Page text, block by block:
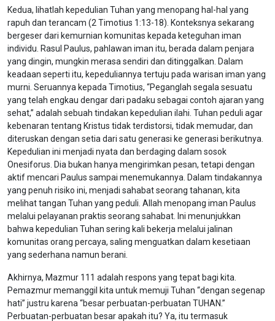
Kedua, lihatlah kepedulian Tuhan yang menopang hal-hal yang
rapuh dan terancam (2 Timotius 1:13-18). Konteksnya sekarang
bergeser dari kemurnian komunitas kepada keteguhan iman
individu. Rasul Paulus, pahlawan iman itu, berada dalam penjara
yang dingin, mungkin merasa sendiri dan ditinggalkan. Dalam
keadaan seperti itu, kepeduliannya tertuju pada warisan iman yang
murni. Seruannya kepada Timotius, “Peganglah segala sesuatu
yang telah engkau dengar dari padaku sebagai contoh ajaran yang
sehat,” adalah sebuah tindakan kepedulian ilahi. Tuhan peduli agar
kebenaran tentang Kristus tidak terdistorsi, tidak memudar, dan
diteruskan dengan setia dari satu generasi ke generasi berikutnya.
Kepedulian ini menjadi nyata dan berdaging dalam sosok
Onesiforus. Dia bukan hanya mengirimkan pesan, tetapi dengan
aktif mencari Paulus sampai menemukannya. Dalam tindakannya
yang penuh risiko ini, menjadi sahabat seorang tahanan, kita
melihat tangan Tuhan yang peduli. Allah menopang iman Paulus
melalui pelayanan praktis seorang sahabat. Ini menunjukkan
bahwa kepedulian Tuhan sering kali bekerja melalui jalinan
komunitas orang percaya, saling menguatkan dalam kesetiaan
yang sederhana namun berani.
Akhirnya, Mazmur 111 adalah respons yang tepat bagi kita.
Pemazmur memanggil kita untuk memuji Tuhan “dengan segenap
hati” justru karena “besar perbuatan-perbuatan TUHAN.”
Perbuatan-perbuatan besar apakah itu? Ya, itu termasuk